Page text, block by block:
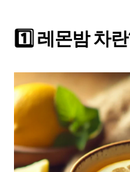
1️⃣ 레몬밤 차